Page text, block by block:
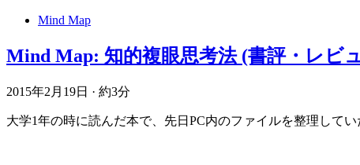
Mind Map
Mind Map: 知的複眼思考法 (書評・レビ
2015年2月19日 · 約3分
大学1年の時に読んだ本で、先日PC内のファイルを整理して